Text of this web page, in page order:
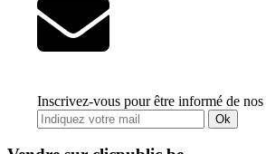
Inscrivez-vous pour être informé de
Ok